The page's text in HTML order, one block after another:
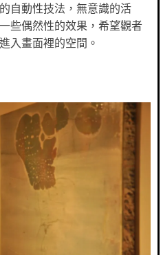
自動性技法，無意識的活
些偶然性的效果，希望觀者
入畫面裡的空間。